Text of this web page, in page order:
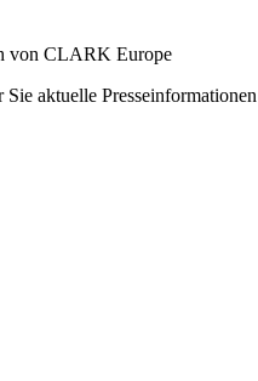
von CLARK Europe
aktuelle